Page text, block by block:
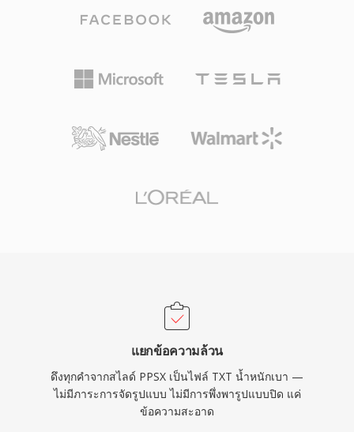
แยกข้อความล้วน
ดึงทุกคำจากสไลด์ PPSX เป็นไฟล์ TXT น้ำหนักเบา —
ไม่มีภาระการจัดรูปแบบ ไม่มีการพึ่งพารูปแบบปิด แค่
ข้อความสะอาด